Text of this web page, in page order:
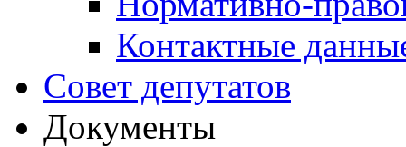
Контактные
Совет депутатов
Документы